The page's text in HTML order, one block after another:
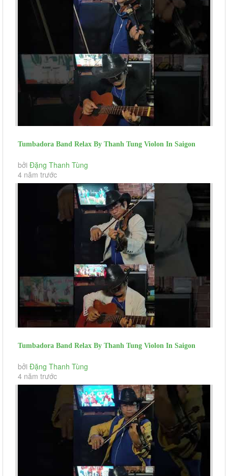
Tumbadora Band Relax By Thanh Tung Violon In Saigon
Social Distance Jar Of...
bởi Đặng Thanh Tùng
4 năm trước
Tumbadora Band Relax By Thanh Tung Violon In Saigon
Social Distance Hey...
bởi Đặng Thanh Tùng
4 năm trước